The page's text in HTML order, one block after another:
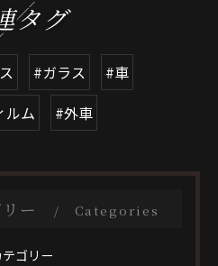
タグ
#ガラス
#車
ルム
#外車
ー Categories
ゴリー